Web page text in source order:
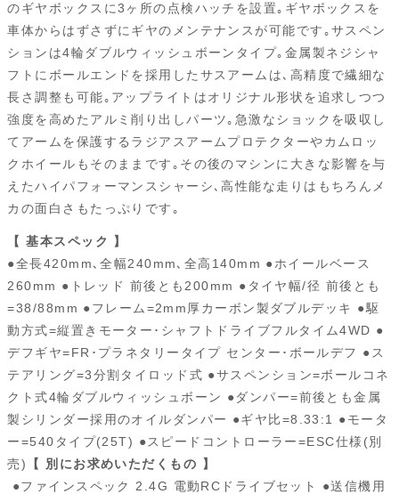
のギヤボックスに3ヶ所の点検ハッチを設置｡ギヤボックスを
車体からはずさずにギヤのメンテナンスが可能です｡サスペン
ションは4輪ダブルウィッシュボーンタイプ｡金属製ネジシャ
フトにボールエンドを採用したサスアームは､高精度で繊細な
長さ調整も可能｡アップライトはオリジナル形状を追求しつつ
強度を高めたアルミ削り出しパーツ｡急激なショックを吸収し
てアームを保護するラジアスアームプロテクターやカムロッ
クホイールもそのままです｡その後のマシンに大きな影響を与
えたハイパフォーマンスシャーシ､高性能な走りはもちろんメ
カの面白さもたっぷりです｡
【 基本スペック 】
●全長420mm､全幅240mm､全高140mm ●ホイールベース
260mm ●トレッド 前後とも200mm ●タイヤ幅/径 前後とも
=38/88mm ●フレーム=2mm厚カーボン製ダブルデッキ ●駆
動方式=縦置きモーター･シャフトドライブフルタイム4WD ●
デフギヤ=FR･プラネタリータイプ センター･ボールデフ ●ス
テアリング=3分割タイロッド式 ●サスペンション=ボールコネ
クト式4輪ダブルウィッシュボーン ●ダンパー=前後とも金属
製シリンダー採用のオイルダンパー ●ギヤ比=8.33:1 ●モータ
ー=540タイプ(25T) ●スピードコントローラー=ESC仕様(別
売)
【 別にお求めいただくもの 】
●ファインスペック 2.4G 電動RCドライブセット
●送信機用